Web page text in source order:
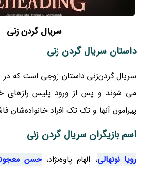
سریال گردن زنی
داستان سریال گردن زنی
سریال گردن‌زنی داستان زوجی است که
می شوند و پس از ورود پلیس رازهای
پیرامون آنها و تک تک افراد
اسم بازیگران سریال گردن زنی
رویا نونهالی، الهام پاوه‌نژاد،حسن